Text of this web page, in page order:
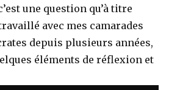
une question qu’à titre
avec mes camarades
depuis plusieurs années,
éléments de réflexion et